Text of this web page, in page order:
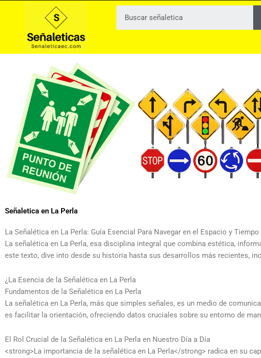
Señaletica en La Perla
La Señalética en La Perla: Guía Esencial Para Navegar en el Espacio y Tiempo
La señalética en La Perla, esa disciplina integral que combina estética,
este texto, dive into desde su historia hasta sus desarrollos más recientes,
¿La Esencia de la Señalética en La Perla
Fundamentos de la Señalética en La Perla
La señalética en La Perla, más que simples señales, es un medio de
es facilitar la orientación, ofreciendo datos cruciales sobre su entorno de
El Rol Crucial de la Señalética en La Perla en Nuestro Día a Día
<strong>La importancia de la señalética en La Perla</strong> radica en su